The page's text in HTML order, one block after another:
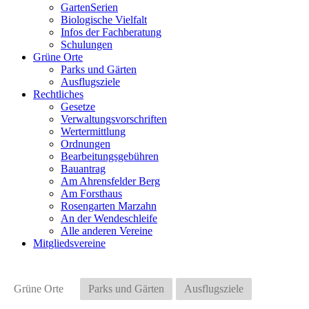
GartenSerien
Biologische Vielfalt
Infos der Fachberatung
Schulungen
Grüne Orte
Parks und Gärten
Ausflugsziele
Rechtliches
Gesetze
Verwaltungsvorschriften
Wertermittlung
Ordnungen
Bearbeitungsgebühren
Bauantrag
Am Ahrensfelder Berg
Am Forsthaus
Rosengarten Marzahn
An der Wendeschleife
Alle anderen Vereine
Mitgliedsvereine
Grüne Orte Parks und Gärten Ausflugsziele